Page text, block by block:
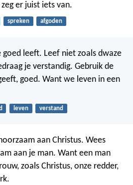
er juist iets van.
spreken afgoden
goed leeft. Leef niet zoals dwaze
je verstandig. Gebruik de
goed. Want we leven in een
leven verstand
aan Christus. Wees
aan je man. Want een man
zoals Christus, onze redder,